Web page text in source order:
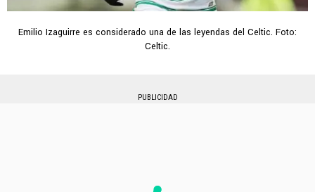
Emilio Izaguirre es considerado una de las leyendas del Celtic. Foto:
Celtic.
PUBLICIDAD